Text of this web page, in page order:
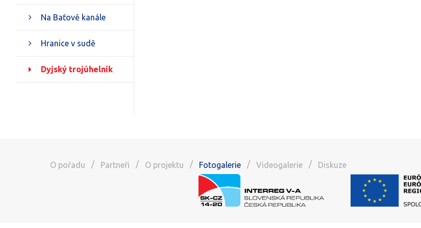
Na Baťově kanále
Hranice v sudě
Dyjský trojúhelník
O pořadu / Partneři / O projektu / Fotogalerie / Videogalerie / Diskuze